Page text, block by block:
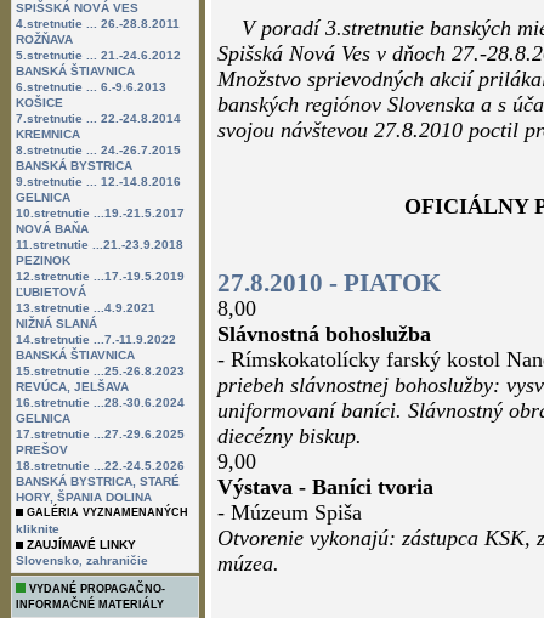
SPIŠSKÁ NOVÁ VES
4.stretnutie ... 26.-28.8.2011
ROŽŇAVA
5.stretnutie ... 21.-24.6.2012
BANSKÁ ŠTIAVNICA
6.stretnutie ... 6.-9.6.2013
KOŠICE
7.stretnutie ... 22.-24.8.2014
KREMNICA
8.stretnutie ... 24.-26.7.2015
BANSKÁ BYSTRICA
9.stretnutie ... 12.-14.8.2016
GELNICA
10.stretnutie ...19.-21.5.2017
NOVÁ BAŇA
11.stretnutie ...21.-23.9.2018
PEZINOK
12.stretnutie ...17.-19.5.2019
ĽUBIETOVÁ
13.stretnutie ...4.9.2021
NIŽNÁ SLANÁ
14.stretnutie ...7.-11.9.2022
BANSKÁ ŠTIAVNICA
15.stretnutie ...25.-26.8.2023
REVÚCA, JELŠAVA
16.stretnutie ...28.-30.6.2024
GELNICA
17.stretnutie ...27.-29.6.2025
PREŠOV
18.stretnutie ...22.-24.5.2026
BANSKÁ BYSTRICA, STARÉ
HORY, ŠPANIA DOLINA
GALÉRIA VYZNAMENANÝCH
kliknite
ZAUJÍMAVÉ LINKY
Slovensko zahraničie
VYDANÉ PROPAGAČNO-
INFORMAČNÉ MATERIÁLY
V poradí 3.stretnutie banských
Spišská Nová Ves v dňoch 27.-
Množstvo sprievodných akcií
banských regiónov Slovenska a s
svojou návštevou 27.8.2010 poctil
OFICIÁLNY
27.8.2010 - PIATOK
8,00
Slávnostná bohoslužba
- Rímskokatolícky farský kostol
priebeh slávnostnej bohoslužby:
uniformovaní baníci. Slávnostný
diecézny biskup.
9,00
Výstava - Baníci tvoria
- Múzeum Spiša
Otvorenie vykonajú: zástupca KSK,
múzea.